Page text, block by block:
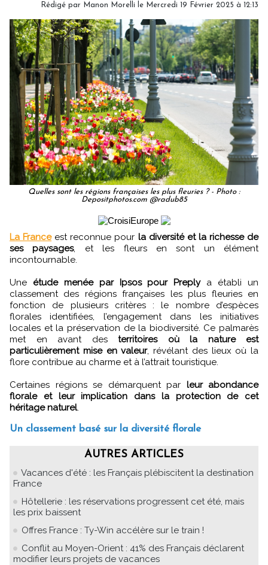
Rédigé par Manon Morelli le Mercredi 19 Février 2025 à 12:13
Quelles sont les régions françaises les plus fleuries ? - Photo :
Depositphotos.com @radub85
La Franceest reconnue pour la diversité et la richesse de
ses paysages, et les fleurs en sont un élément
incontournable.
Une étude menée par Ipsos pour Preplya établi un
classement des régions françaises les plus fleuries en
fonction de plusieurs critères : le nombre d’espèces
florales identifiées, l’engagement dans les initiatives
locales et la préservation de la biodiversité. Ce palmarès
met en avant des territoires où la nature est
particulièrement mise en valeur, révélant des lieux où la
flore contribue au charme et à l’attrait touristique.
Certaines régions se démarquent par leur abondance
florale et leur implication dans la protection de cet
héritage naturel.
Un classement basé sur la diversité florale
AUTRES ARTICLES
Vacances d'été : les Français plébiscitent la destination
France
Hôtellerie : les réservations progressent cet été, mais
les prix baissent
Offres France : Ty-Win accélère sur le train !
Conflit au Moyen-Orient : 41% des Français déclarent
modifier leurs projets de vacances